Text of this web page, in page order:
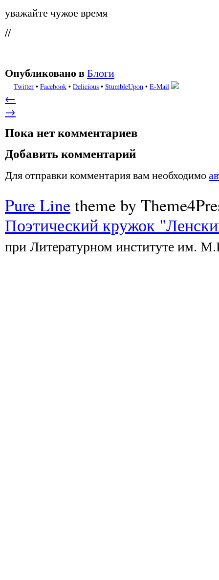
уважайте чужое время
//
Опубликовано вБлоги
Twitter • Facebook • Delicious • StumbleUpon • E-Mail
←
→
Пока нет комментариев
Добавить комментарий
Для отправки комментария вам необходимо
Pure Linetheme by
Поэтический кружок
при Литературном институте им.